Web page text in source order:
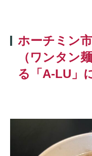
ホーチミン
（ワンタン
る「A-LU」